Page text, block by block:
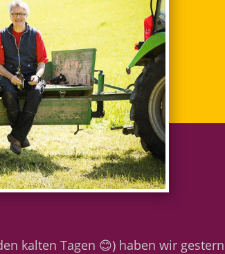
kalten Tagen 😊) haben wir gestern